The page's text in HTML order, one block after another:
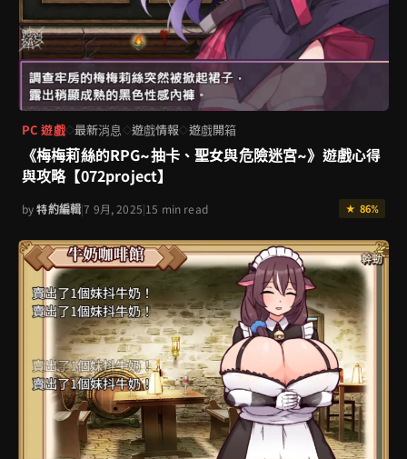
PC 遊戲◇最新消息◇遊戲情報◇遊戲開箱
《梅梅莉絲的RPG~抽卡、聖女與危險迷宮~》遊戲心得
與攻略【072project】
by特約編輯|7 9月, 2025|15 min read ★ 86%